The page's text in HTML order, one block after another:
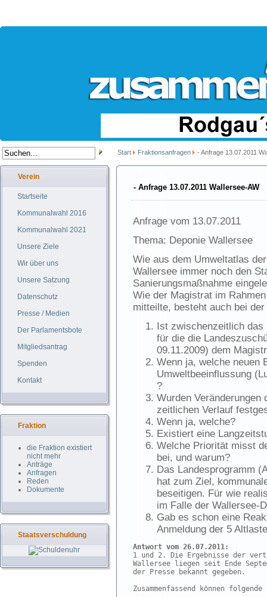
Start Fraktionsanfragen - Anfrage 13.07.2011
Verein
Startseite
Kommunalwahl 2016
Kommunalwahl 2021
Unsere Ziele
Wir über uns
Unsere Satzung
Datenschutz
Presse / Medien
Der Parlamentsbote
Mitgliedsantrag
Spenden
Kontakt
Fraktion
die Fraktion existiert
nicht mehr
Anträge
Anfragen
Reden
Dokumente
Staatsverschuldung
- Anfrage 13.07.2011 Wallersee-AW
Anfrage vom 13.07.2011
Thema: Deponie Wallersee
Wie aus dem Umweltatlas
Wallersee immer noch den
Sanierungsmaßnahme
Wie der Magistrat im
mitteilte, besteht auch bei
Ist zwischenzeitlich das
für die die
09.11.2009) dem
Wenn ja, welche neuen
Umweltbeeinflussung
?
Wurden Veränderungen
zeitlichen Verlauf
Wenn ja, welche?
Existiert eine
Welche Priorität misst
bei, und warum?
Das Landesprogramm
hat zum Ziel,
beseitigen. Für wie
im Falle der Wallersee-
Gab es schon eine
Anmeldung der 5
Antwort vom 26.07.2011:
1 und 2. Die Ergebnisse der
Wallersee liegen seit Ende
der Presse bekannt gegeben.
Zusammenfassend können